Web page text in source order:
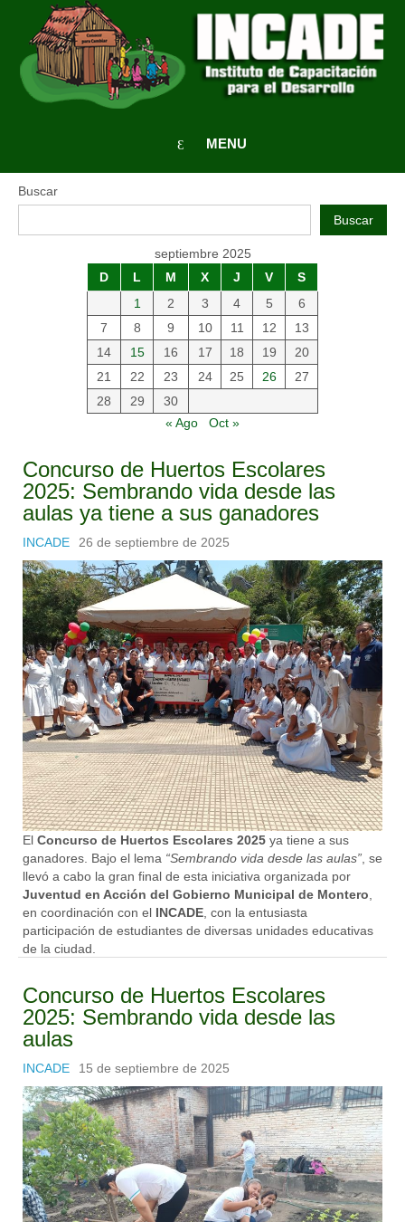
MENU
Buscar
Buscar
septiembre 2025
D
L M X J V
S
1
2 3 4 5
6
7
8 9 10 11 12
13
14
15 16 17 18 19
20
21
22 23 24 25 26
27
28
29
30
« Ago
Oct »
Concurso de Huertos Escolares
2025: Sembrando vida desde las
aulas ya tiene a sus ganadores
INCADE 26 de septiembre de 2025
El Concurso de Huertos Escolares 2025 ya tiene a sus
ganadores. Bajo el lema “Sembrando vida desde las aulas” , se
llevó a cabo la gran final de esta iniciativa organizada por
Juventud en Acción del Gobierno Municipal de Montero
en coordinación con el INCADE , con la entusiasta
participación de estudiantes de diversas unidades educativas
de la ciudad.
Concurso de Huertos Escolares
2025: Sembrando vida desde las
aulas
INCADE 15 de septiembre de 2025